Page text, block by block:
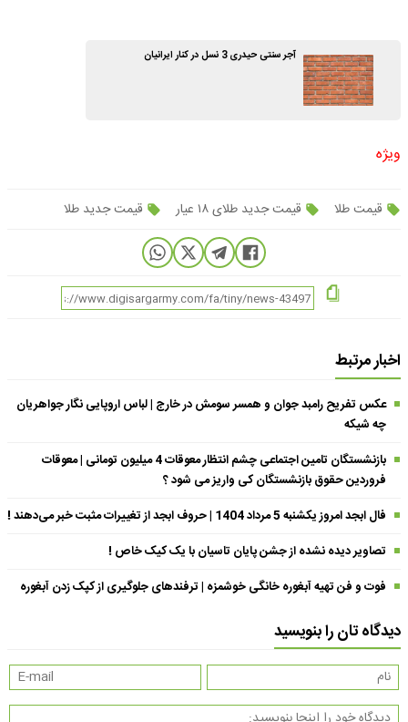
آجر سنتی حیدری 3 نسل در کنار ایرانیان
ویژه
قیمت طلا قیمت جدید طلای ۱۸ عیار قیمت جدید طلا
اخبار مرتبط
عکس تفریح رامبد جوان و همسر سومش در خارج | لباس اروپایی نگار جواهریان
چه شیکه
بازنشستگان تامین اجتماعی چشم انتظار معوقات 4 میلیون تومانی | معوقات
فروردین حقوق بازنشستگان کی واریز می شود ؟
فال ابجد امروز یکشنبه 5 مرداد 1404 | حروف ابجد از تغییرات مثبت خبر می‌دهند !
تصاویر دیده نشده از جشن پایان تاسیان با یک کیک خاص !
فوت و فن تهیه آبغوره خانگی خوشمزه | ترفندهای جلوگیری از کپک زدن آبغوره
دیدگاه تان را بنویسید